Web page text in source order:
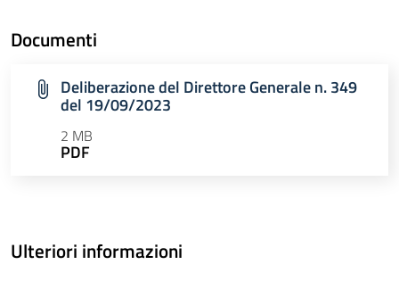
Documenti
Deliberazione del Direttore Generale n. 349
del 19/09/2023
2 MB
PDF
Ulteriori informazioni